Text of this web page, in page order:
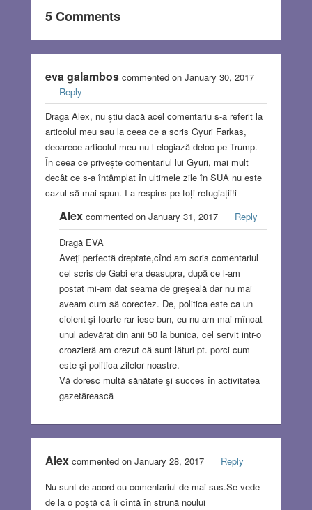
5 Comments
eva galamboscommented on January 30, 2017
Reply
Draga Alex, nu știu dacă acel comentariu s-a referit la
articolul meu sau la ceea ce a scris Gyuri Farkas,
deoarece articolul meu nu-l elogiază deloc pe Trump.
În ceea ce privește comentariul lui Gyuri, mai mult
decât ce s-a întâmplat în ultimele zile în SUA nu este
cazul să mai spun. I-a respins pe toți refugiații!i
Alexcommented on January 31, 2017
Reply
Dragă EVA
Aveţi perfectă dreptate,cînd am scris comentariul
cel scris de Gabi era deasupra, după ce l-am
postat mi-am dat seama de greşeală dar nu mai
aveam cum să corectez. De, politica este ca un
ciolent şi foarte rar iese bun, eu nu am mai mîncat
unul adevărat din anii 50 la bunica, cel servit intr-o
croazieră am crezut că sunt lături pt. porci cum
este şi politica zilelor noastre.
Vă doresc multă sănătate şi succes în activitatea
gazetărească
Alexcommented on January 28, 2017
Reply
Nu sunt de acord cu comentariul de mai sus.Se vede
de la o poştă că îi cîntă în strună noului